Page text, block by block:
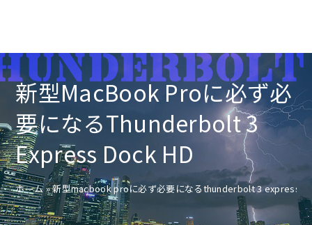
新型MacBook Proに必ず必
要になるThunderbolt 3
Express Dock HD
ホーム»新型macbook proに必ず必要になるthunderbolt 3 express